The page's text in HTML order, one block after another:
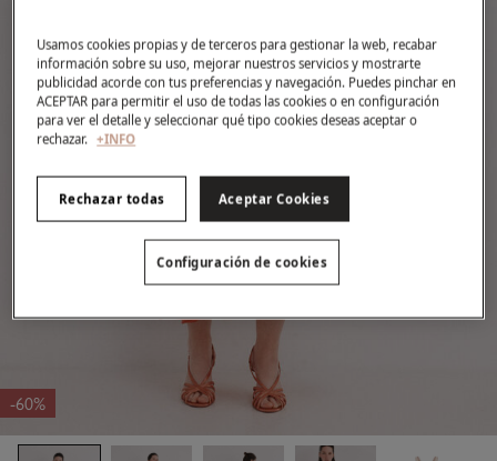
-60%
Usamos cookies propias y de terceros para gestionar la web, recabar
información sobre su uso, mejorar nuestros servicios y mostrarte
publicidad acorde con tus preferencias y navegación. Puedes pinchar en
ACEPTAR para permitir el uso de todas las cookies o en configuración
para ver el detalle y seleccionar qué tipo cookies deseas aceptar o
rechazar. +INFO
Rechazar todas Aceptar Cookies
Configuración de cookies